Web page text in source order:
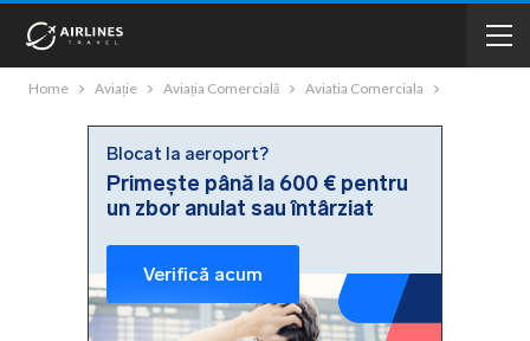
Home Aviație Aviația Comercială Aviatia Comerciala